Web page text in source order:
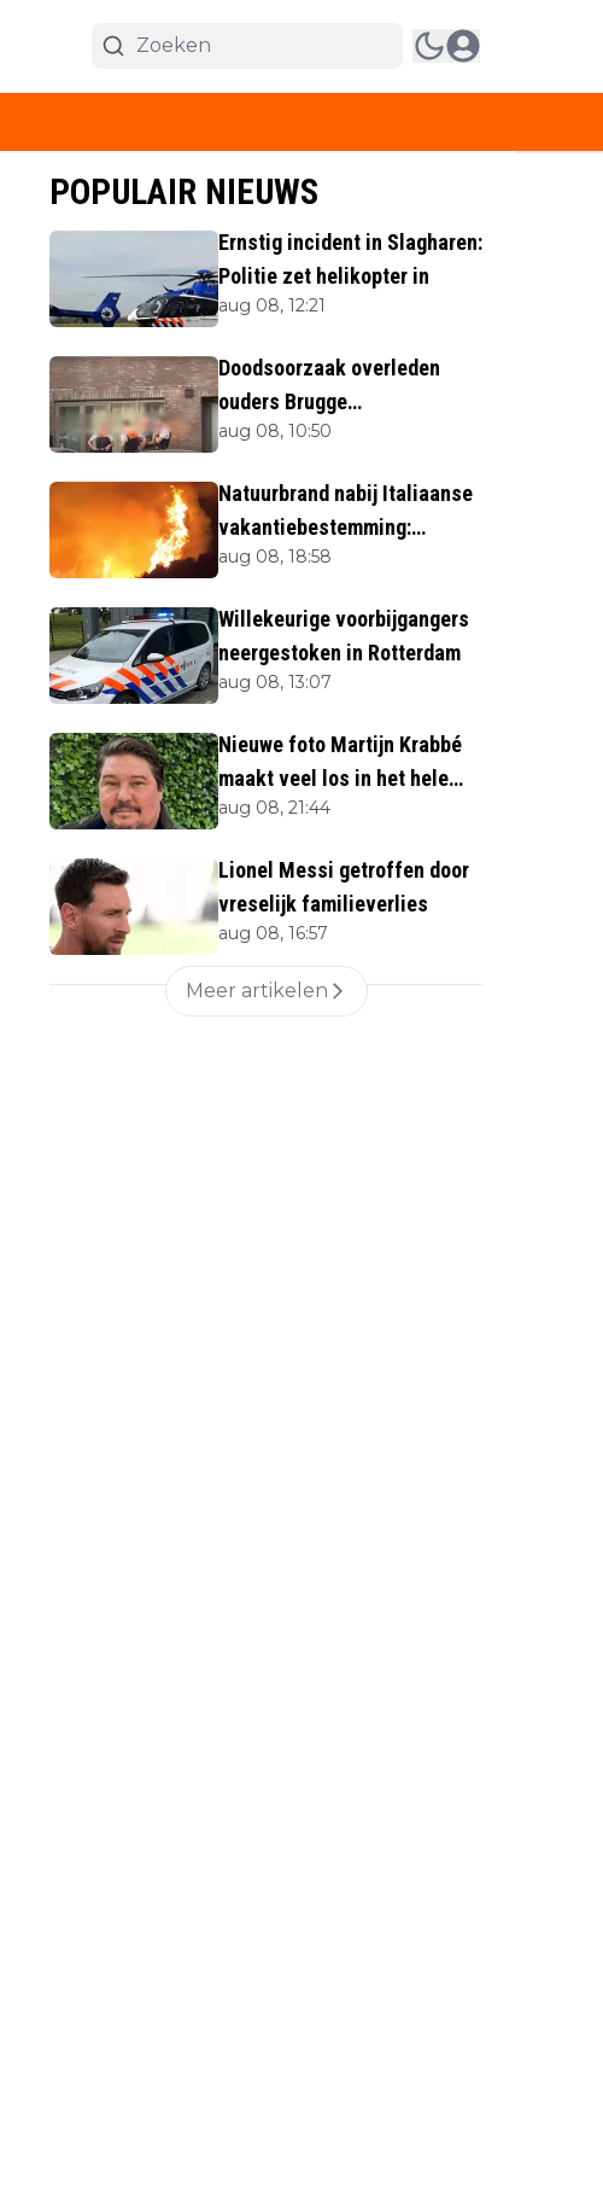
POPULAIR NIEUWS
Ernstig incident in Slagharen:
Politie zet helikopter in
aug 08, 12:21
Doodsoorzaak overleden
ouders Brugge
bekendgemaakt
aug 08, 10:50
Natuurbrand nabij Italiaanse
vakantiebestemming:
Toeristen uit verblijven
aug 08, 18:58
Willekeurige voorbijgangers
neergestoken in Rotterdam
aug 08, 13:07
Nieuwe foto Martijn Krabbé
maakt veel los in het hele
land
aug 08, 21:44
Lionel Messi getroffen door
vreselijk familieverlies
aug 08, 16:57
Meer artikelen